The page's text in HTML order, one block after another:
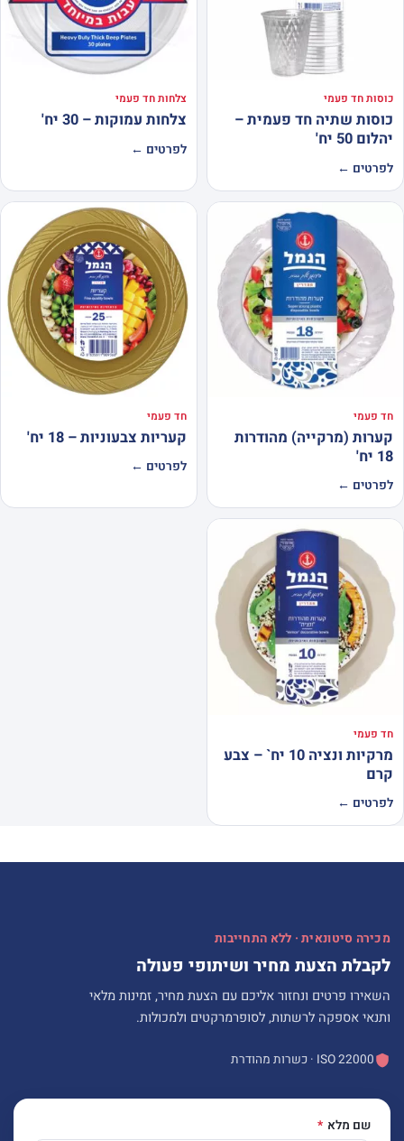
כוסות חד פעמי
כוסות שתיה חד פעמית –
יהלום 50 יח'
לפרטים ←
צלחות חד פעמי
צלחות עמוקות – 30 יח'
לפרטים ←
חד פעמי
קערות (מרקייה) מהודרות
18 יח'
לפרטים ←
חד פעמי
קעריות צבעוניות – 18 יח'
לפרטים ←
חד פעמי
מרקיות ונציה 10 יח` – צבע
קרם
לפרטים ←
מכירה סיטונאית · ללא התחייבות
לקבלת הצעת מחיר ושיתופי פעולה
השאירו פרטים ונחזור אליכם עם הצעת מחיר, זמינות מלאי
ותנאי אספקה לרשתות, לסופרמרקטים ולמכולות.
ISO 22000 · כשרות מהודרת
שם מלא